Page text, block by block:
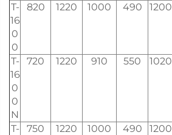
T-
16
0
0
820 1220 1000 490 1200
T-
16
0
0
N
720 1220 910 550 1020
T-
750 1220 1000 490 1200